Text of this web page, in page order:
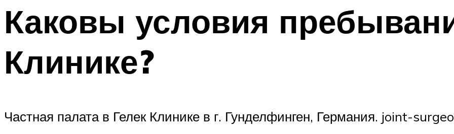
Каковы условия
Клинике?
Частная палата в Гелек Клинике в г. Гунделфинген, Германия. joint-